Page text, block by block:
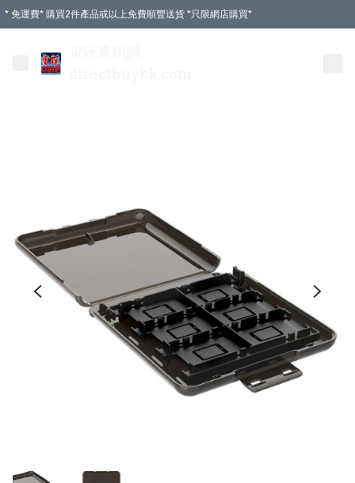
* 免運費* 購買2件產品或以上免費順豐送貨 *只限網店購買*